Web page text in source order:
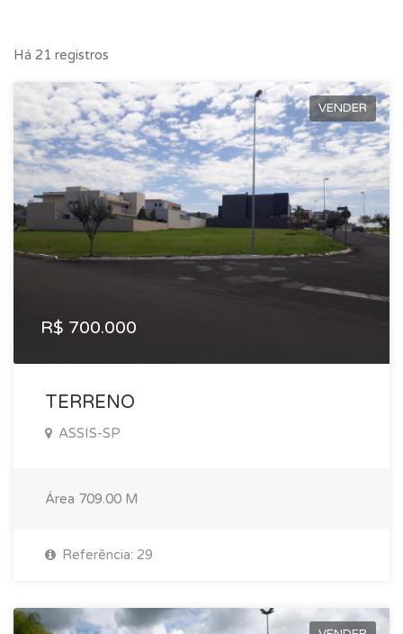
Há 21 registros
VENDER
R$ 700.000
TERRENO
ASSIS-SP
Área 709.00 M
Referência: 29